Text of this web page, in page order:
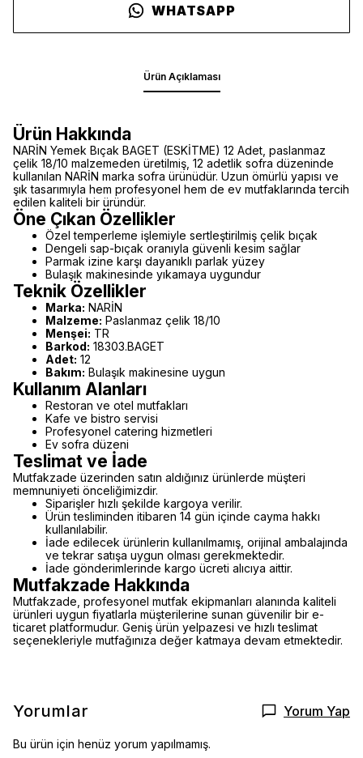
WHATSAPP
Ürün Açıklaması
Ürün Hakkında
NARİN Yemek Bıçak BAGET (ESKİTME) 12 Adet, paslanmaz
çelik 18/10 malzemeden üretilmiş, 12 adetlik sofra düzeninde
kullanılan NARİN marka sofra ürünüdür. Uzun ömürlü yapısı ve
şık tasarımıyla hem profesyonel hem de ev mutfaklarında tercih
edilen kaliteli bir üründür.
Öne Çıkan Özellikler
Özel temperleme işlemiyle sertleştirilmiş çelik bıçak
Dengeli sap-bıçak oranıyla güvenli kesim sağlar
Parmak izine karşı dayanıklı parlak yüzey
Bulaşık makinesinde yıkamaya uygundur
Teknik Özellikler
Marka: NARİN
Malzeme: Paslanmaz çelik 18/10
Menşei: TR
Barkod: 18303.BAGET
Adet: 12
Bakım: Bulaşık makinesine uygun
Kullanım Alanları
Restoran ve otel mutfakları
Kafe ve bistro servisi
Profesyonel catering hizmetleri
Ev sofra düzeni
Teslimat ve İade
Mutfakzade üzerinden satın aldığınız ürünlerde müşteri
memnuniyeti önceliğimizdir.
Siparişler hızlı şekilde kargoya verilir.
Ürün tesliminden itibaren 14 gün içinde cayma hakkı
kullanılabilir.
İade edilecek ürünlerin kullanılmamış, orijinal ambalajında
ve tekrar satışa uygun olması gerekmektedir.
İade gönderimlerinde kargo ücreti alıcıya aittir.
Mutfakzade Hakkında
Mutfakzade, profesyonel mutfak ekipmanları alanında kaliteli
ürünleri uygun fiyatlarla müşterilerine sunan güvenilir bir e-
ticaret platformudur. Geniş ürün yelpazesi ve hızlı teslimat
seçenekleriyle mutfağınıza değer katmaya devam etmektedir.
Yorumlar Yorum Yap
Bu ürün için henüz yorum yapılmamış.